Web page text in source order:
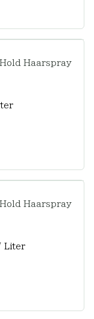
Haarspray
Haarspray
Liter